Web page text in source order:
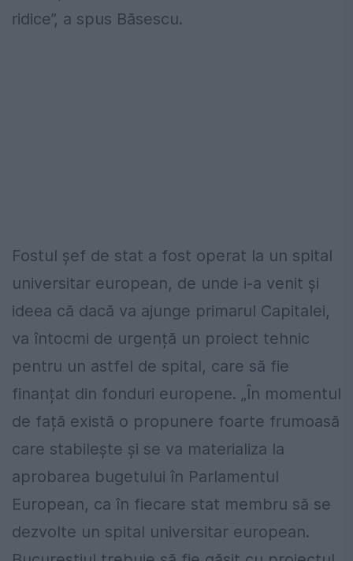
ridice”, a spus Băsescu.
Fostul șef de stat a fost operat la un spital
universitar european, de unde i-a venit și
ideea că dacă va ajunge primarul Capitalei,
va întocmi de urgență un proiect tehnic
pentru un astfel de spital, care să fie
finanțat din fonduri europene. „În momentul
de față există o propunere foarte frumoasă
care stabilește și se va materializa la
aprobarea bugetului în Parlamentul
European, ca în fiecare stat membru să se
dezvolte un spital universitar european.